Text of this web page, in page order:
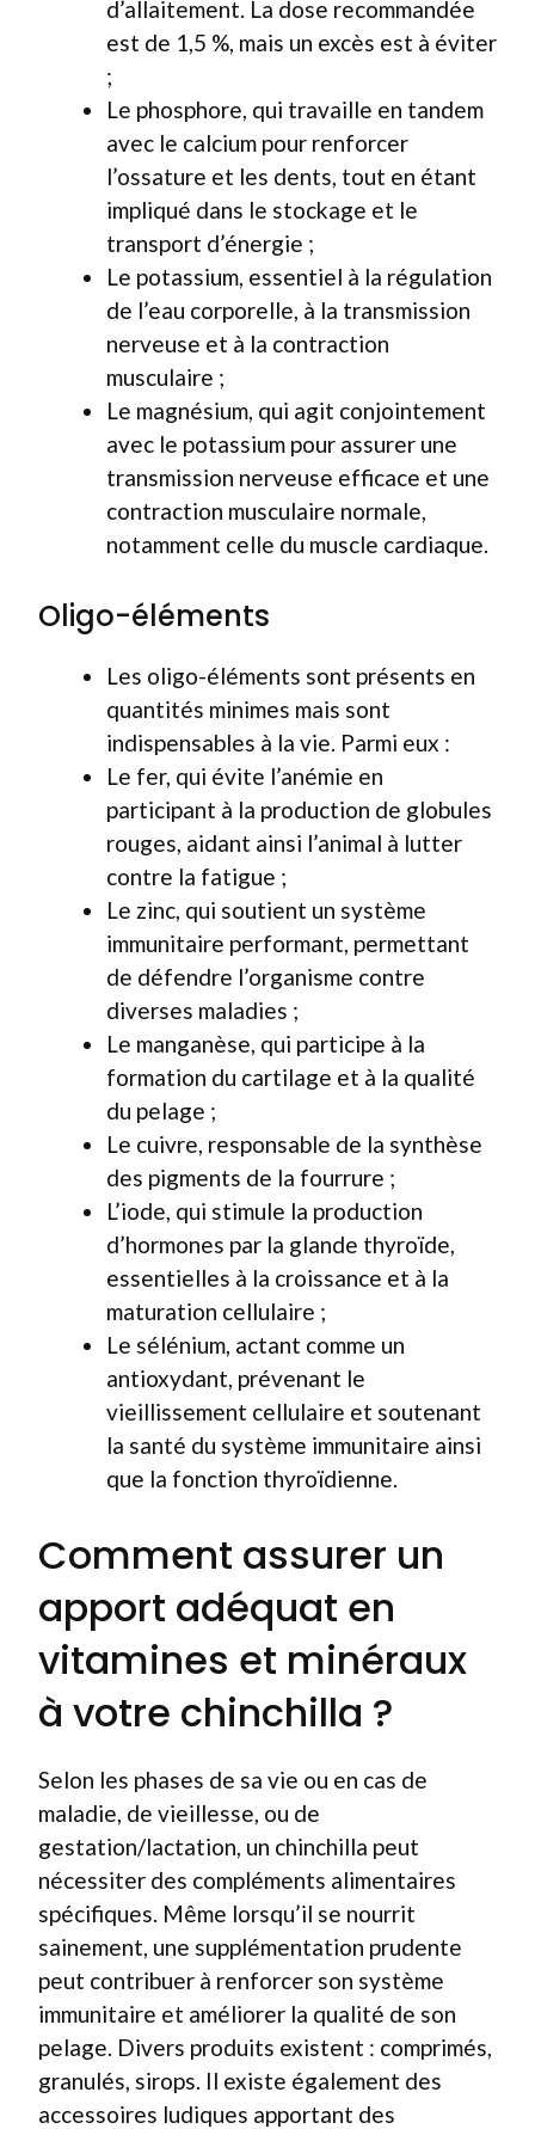
d’allaitement. La dose recommandée
est de 1,5 %, mais un excès est à éviter
;
Le phosphore, qui travaille en tandem
avec le calcium pour renforcer
l’ossature et les dents, tout en étant
impliqué dans le stockage et le
transport d’énergie ;
Le potassium, essentiel à la régulation
de l’eau corporelle, à la transmission
nerveuse et à la contraction
musculaire ;
Le magnésium, qui agit conjointement
avec le potassium pour assurer une
transmission nerveuse efficace et une
contraction musculaire normale,
notamment celle du muscle cardiaque.
Oligo-éléments
Les oligo-éléments sont présents en
quantités minimes mais sont
indispensables à la vie. Parmi eux :
Le fer, qui évite l’anémie en
participant à la production de globules
rouges, aidant ainsi l’animal à lutter
contre la fatigue ;
Le zinc, qui soutient un système
immunitaire performant, permettant
de défendre l’organisme contre
diverses maladies ;
Le manganèse, qui participe à la
formation du cartilage et à la qualité
du pelage ;
Le cuivre, responsable de la synthèse
des pigments de la fourrure ;
L’iode, qui stimule la production
d’hormones par la glande thyroïde,
essentielles à la croissance et à la
maturation cellulaire ;
Le sélénium, actant comme un
antioxydant, prévenant le
vieillissement cellulaire et soutenant
la santé du système immunitaire ainsi
que la fonction thyroïdienne.
Comment assurer un
apport adéquat en
vitamines et minéraux
à votre chinchilla ?
Selon les phases de sa vie ou en cas de
maladie, de vieillesse, ou de
gestation/lactation, un chinchilla peut
nécessiter des compléments alimentaires
spécifiques. Même lorsqu’il se nourrit
sainement, une supplémentation prudente
peut contribuer à renforcer son système
immunitaire et améliorer la qualité de son
pelage. Divers produits existent : comprimés,
granulés, sirops. Il existe également des
accessoires ludiques apportant des